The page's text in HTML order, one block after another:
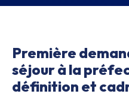
Première
séjour à la
définition et